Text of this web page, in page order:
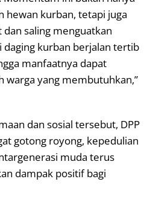
hewan kurban, tetapi juga
saling menguatkan
daging kurban berjalan tertib
manfaatnya dapat
warga yang membutuhkan,”
dan sosial tersebut, DPP
gotong royong, kepedulian
muda terus
dampak positif bagi